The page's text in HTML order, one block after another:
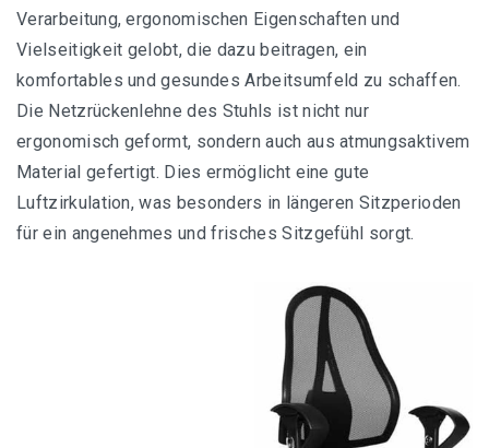
TOPSTAR SI69 G20 Sitzhocker Sitness 20
Übersicht aller Kniestuhl-Empfehlungen
Ergonomischer Kniestuhl mit Rückenlehne
Ein Kniestuhl für gehobene Ansprüche
Orthopädischer Kniestuhl für Computer
Varier Variable balans – Der originale Kniestuhl
Verarbeitung, ergonomischen Eigenschaften und
Vielseitigkeit gelobt, die dazu beitragen, ein
komfortables und gesundes Arbeitsumfeld zu schaffen.
Die Netzrückenlehne des Stuhls ist nicht nur
ergonomisch geformt, sondern auch aus atmungsaktivem
Material gefertigt. Dies ermöglicht eine gute
Luftzirkulation, was besonders in längeren Sitzperioden
für ein angenehmes und frisches Sitzgefühl sorgt.